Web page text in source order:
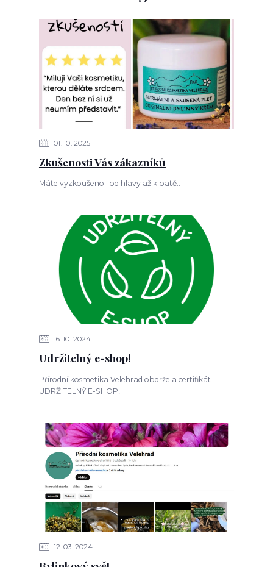
01 10 2025
Zkušenosti Vás zákazníků
Máte vyzkoušeno.. od hlavy až k patě..
16 10 2024
Udržitelný e-shop!
Přírodní kosmetika Velehrad obdržela certifikát
UDRŽITELNÝ E-SHOP!
12 03 2024